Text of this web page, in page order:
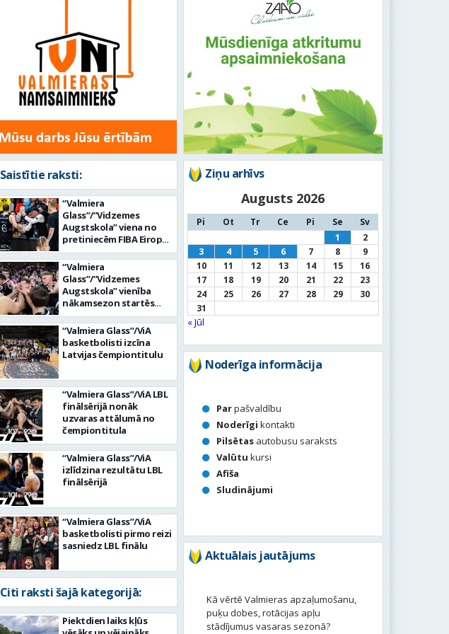
Saistītie raksti:
“Valmiera
Glass”/”Vidzemes
Augstskola” viena no
pretiniecēm FIBA Eiropas
kausā būs “Elan Chalon”
“Valmiera
Glass”/”Vidzemes
Augstskola” vienība
nākamsezon startēs
FIBA Eiropas kausā
“Valmiera Glass”/ViA
basketbolisti izcīna
Latvijas čempiontitulu
“Valmiera Glass”/ViA LBL
finālsērijā nonāk
uzvaras attālumā no
čempiontitula
“Valmiera Glass”/ViA
izlīdzina rezultātu LBL
finālsērijā
“Valmiera Glass”/ViA
basketbolisti pirmo reizi
sasniedz LBL finālu
Citi raksti šajā kategorijā:
Piektdien laiks kļūs
Ziņu arhīvs
Augusts 2026
Pi Ot Tr Ce Pi Se
Sv
1
2
3
4 5 6 7 8
9
10
11 12 13 14 15
16
17
18 19 20 21 22
23
24
25 26 27 28 29
30
31
« Jūl
Noderīga informācija
Parpašvaldību
Noderīgi kontakti
Pilsētas autobusu saraksts
Valūtu kursi
Afiša
Sludinājumi
Aktuālais jautājums
Kā vērtē Valmieras apzaļumošanu,
puķu dobes, rotācijas apļu
stādījumus vasaras sezonā?